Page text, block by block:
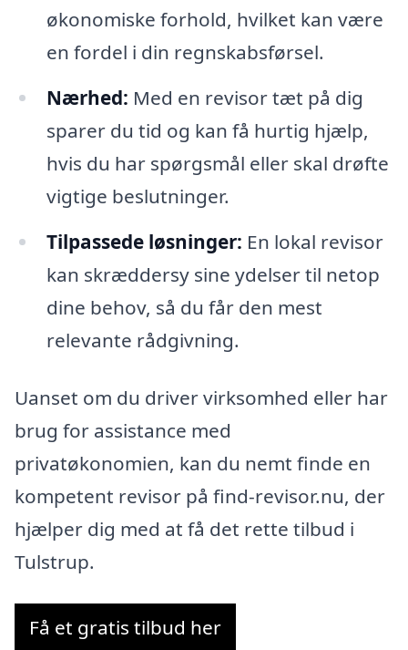
økonomiske forhold, hvilket kan være
en fordel i din regnskabsførsel.
Nærhed: Med en revisor tæt på dig
sparer du tid og kan få hurtig hjælp,
hvis du har spørgsmål eller skal drøfte
vigtige beslutninger.
Tilpassede løsninger: En lokal revisor
kan skræddersy sine ydelser til netop
dine behov, så du får den mest
relevante rådgivning.
Uanset om du driver virksomhed eller har
brug for assistance med
privatøkonomien, kan du nemt finde en
kompetent revisor på find-revisor.nu, der
hjælper dig med at få det rette tilbud i
Tulstrup.
Få et gratis tilbud her